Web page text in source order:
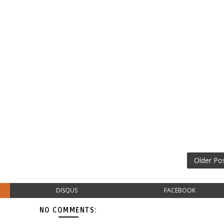
Older
DISQUS FACEBOOK
NO COMMENTS: